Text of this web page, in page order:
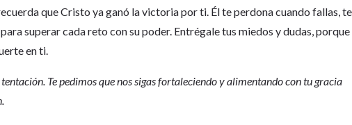
que Cristo ya ganó la victoria por ti. Él te perdona cuando fallas, te
superar cada reto con su poder. Entrégale tus miedos y dudas, porque
en ti.
Te pedimos que nos sigas fortaleciendo y alimentando con tu gracia